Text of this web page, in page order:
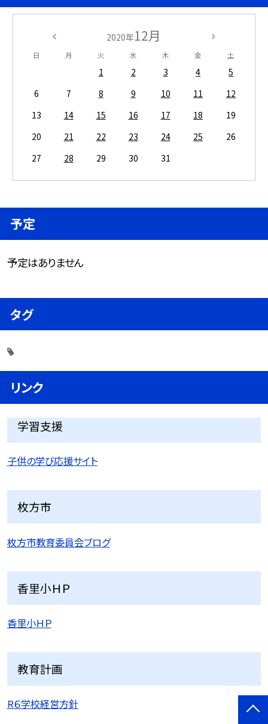
2020年12月
日 月 火 水 木 金 土
1 2 3 4
5
6
7 8 9 10 11
12
13
14 15 16 17 18
19
20
21 22 23 24 25
26
27
28 29 30 31
予定
予定はありません
タグ
リンク
学習支援
子供の学び応援サイト
枚方市
枚方市教育委員会ブログ
香里小ＨＰ
香里小ＨＰ
教育計画
R６学校経営方針